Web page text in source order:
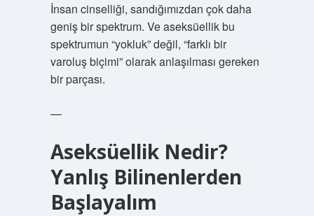
İnsan cinselliği, sandığımızdan çok daha
geniş bir spektrum. Ve aseksüellik bu
spektrumun “yokluk” değil, “farklı bir
varoluş biçimi” olarak anlaşılması gereken
bir parçası.
—
Aseksüellik Nedir?
Yanlış Bilinenlerden
Başlayalım